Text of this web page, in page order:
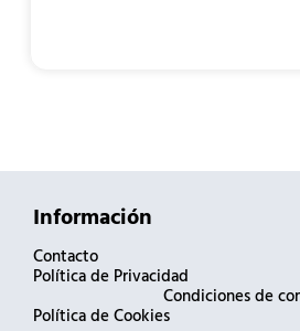
Información
Contacto
Política de Privacidad
Condiciones de
Política de Cookies